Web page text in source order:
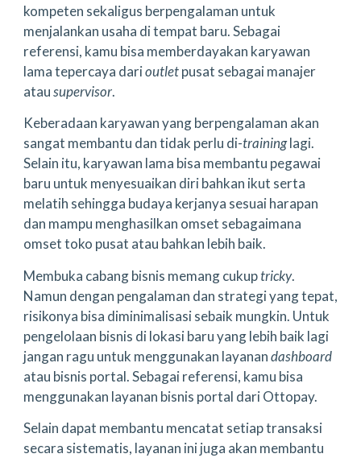
kompeten sekaligus berpengalaman untuk
menjalankan usaha di tempat baru. Sebagai
referensi, kamu bisa memberdayakan karyawan
lama tepercaya darioutletpusat sebagai manajer
atausupervisor.
Keberadaan karyawan yang berpengalaman akan
sangat membantu dan tidak perlu di-traininglagi.
Selain itu, karyawan lama bisa membantu pegawai
baru untuk menyesuaikan diri bahkan ikut serta
melatih sehingga budaya kerjanya sesuai harapan
dan mampu menghasilkan omset sebagaimana
omset toko pusat atau bahkan lebih baik.
Membuka cabang bisnis memang cukuptricky.
Namun dengan pengalaman dan strategi yang tepat,
risikonya bisa diminimalisasi sebaik mungkin. Untuk
pengelolaan bisnis di lokasi baru yang lebih baik lagi
jangan ragu untuk menggunakan layanandashboard
atau bisnis portal. Sebagai referensi, kamu bisa
menggunakan layanan bisnis portal dari Ottopay.
Selain dapat membantu mencatat setiap transaksi
secara sistematis, layanan ini juga akan membantu